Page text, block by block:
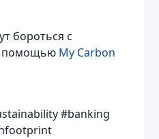
бороться с
помощью My Carbon
#banking